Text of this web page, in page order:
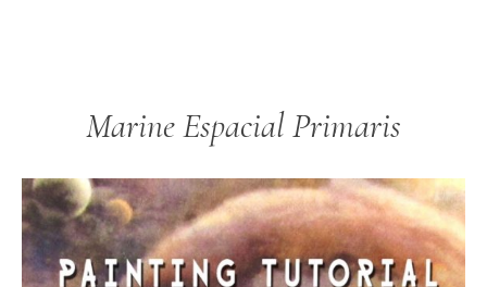
Marine Espacial Primaris